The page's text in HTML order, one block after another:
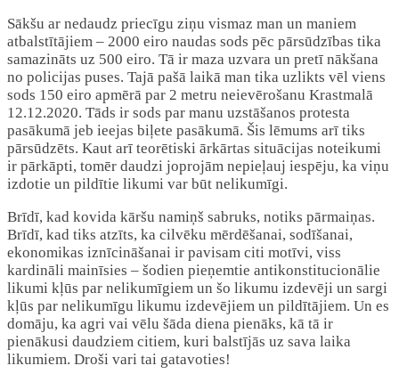
Sākšu ar nedaudz priecīgu ziņu vismaz man un maniem
atbalstītājiem – 2000 eiro naudas sods pēc pārsūdzības tika
samazināts uz 500 eiro. Tā ir maza uzvara un pretī nākšana
no policijas puses. Tajā pašā laikā man tika uzlikts vēl viens
sods 150 eiro apmērā par 2 metru neievērošanu Krastmalā
12.12.2020. Tāds ir sods par manu uzstāšanos protesta
pasākumā jeb ieejas biļete pasākumā. Šis lēmums arī tiks
pārsūdzēts. Kaut arī teorētiski ārkārtas situācijas noteikumi
ir pārkāpti, tomēr daudzi joprojām nepieļauj iespēju, ka viņu
izdotie un pildītie likumi var būt nelikumīgi.
Brīdī, kad kovida kāršu namiņš sabruks, notiks pārmaiņas.
Brīdī, kad tiks atzīts, ka cilvēku mērdēšanai, sodīšanai,
ekonomikas iznīcināšanai ir pavisam citi motīvi, viss
kardināli mainīsies – šodien pieņemtie antikonstitucionālie
likumi kļūs par nelikumīgiem un šo likumu izdevēji un sargi
kļūs par nelikumīgu likumu izdevējiem un pildītājiem. Un es
domāju, ka agri vai vēlu šāda diena pienāks, kā tā ir
pienākusi daudziem citiem, kuri balstījās uz sava laika
likumiem. Droši vari tai gatavoties!